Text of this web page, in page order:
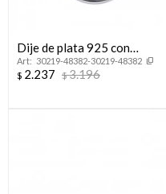
Dije de plata 925 con
circonias, ÁRBOL DE LA
VIDA.
30219-48382-30219-48382
$ 2.237 $3.196